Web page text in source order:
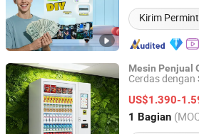
Kirim
Mesin Penjual
Cerdas
US$1.390-
1 Bagian
Chuanghejia Technology (Huizhou)
Guangdong, China